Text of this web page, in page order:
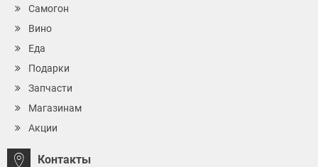
Самогон
Вино
Еда
Подарки
Запчасти
Магазинам
Акции
Контакты